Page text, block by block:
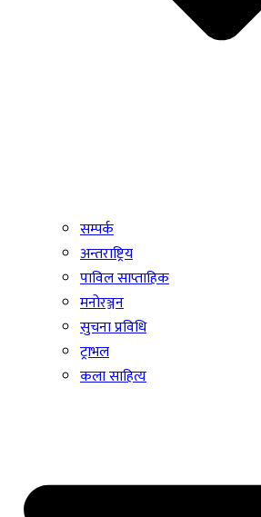
सम्पर्क
अन्तराष्ट्रिय
पाविल साप्ताहिक
मनोरञ्जन
सुचना प्रविधि
ट्राभल
कला साहित्य